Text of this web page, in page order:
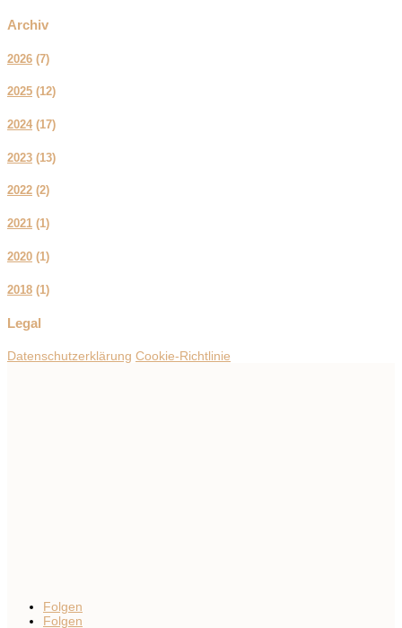
Archiv
2026 (7)
2025 (12)
2024 (17)
2023 (13)
2022 (2)
2021 (1)
2020 (1)
2018 (1)
Legal
Datenschutzerklärung Cookie-Richtlinie
Folgen
Folgen